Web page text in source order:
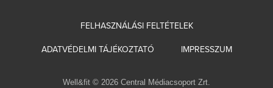
FELHASZNÁLÁSI FELTÉTELEK
ADATVÉDELMI TÁJÉKOZTATÓ IMPRESSZUM
Well&fit © 2026 Central Médiacsoport Zrt.